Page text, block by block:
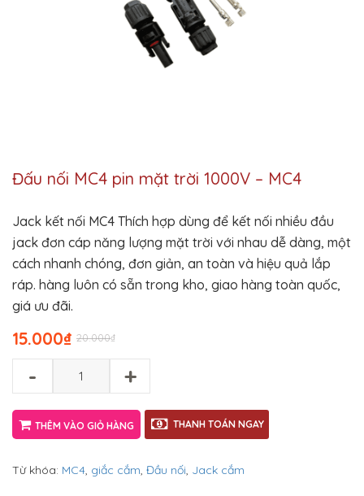
Đấu nối MC4 pin mặt trời 1000V – MC4
Jack kết nối MC4 Thích hợp dùng để kết nối nhiều đầu
jack đơn cáp năng lượng mặt trời với nhau dễ dàng, một
cách nhanh chóng, đơn giản, an toàn và hiệu quả lắp
ráp. hàng luôn có sẵn trong kho, giao hàng toàn quốc,
giá ưu đãi.
₫
20.000
₫
15.000
- +
THÊM VÀO GIỎ HÀNG THANH TOÁN NGAY
Từ khóa: MC4, giắc cắm, Đầu nối, Jack cắm